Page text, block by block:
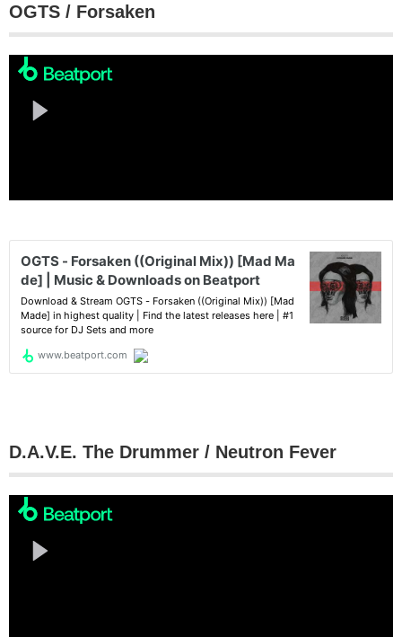
OGTS / Forsaken
D.A.V.E. The Drummer / Neutron Fever